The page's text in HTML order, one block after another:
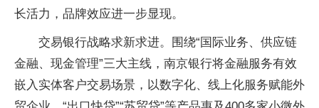
长活力，品牌效应进一步显现。
交易银行战略求新求进。围绕“国际业务、供应链
金融、现金管理”三大主线，南京银行将金融服务有效
嵌入实体客户交易场景，以数字化、线上化服务赋能外